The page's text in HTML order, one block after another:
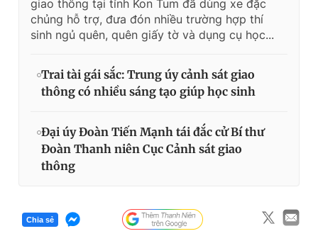
giao thông tại tỉnh Kon Tum đã dùng xe đặc
chủng hỗ trợ, đưa đón nhiều trường hợp thí
sinh ngủ quên, quên giấy tờ và dụng cụ học...
Trai tài gái sắc: Trung úy cảnh sát giao
thông có nhiều sáng tạo giúp học sinh
Đại úy Đoàn Tiến Mạnh tái đắc cử Bí thư
Đoàn Thanh niên Cục Cảnh sát giao
thông
Chia sẻ